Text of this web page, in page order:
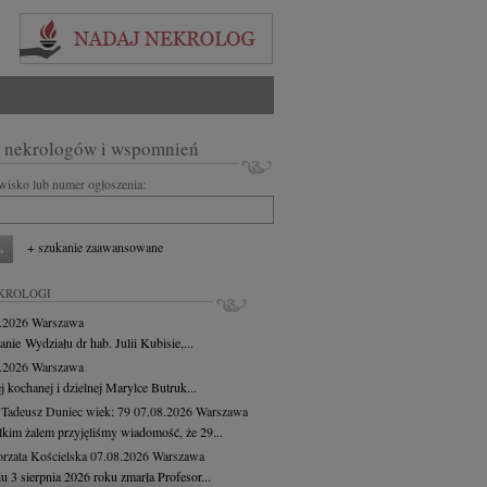
nekrologów i wspomnień
lub numer ogłoszenia:
+ szukanie zaawansowane
Warszawa
Wydziału dr hab. Julii Kubisie,...
Warszawa
kochanej i dzielnej Marylce Butruk...
Duniecwiek: 7907.08.2026Warszawa
żalem przyjęliśmy wiadomość, że 29...
Kościelska07.08.2026Warszawa
3 sierpnia 2026 roku zmarła Profesor...